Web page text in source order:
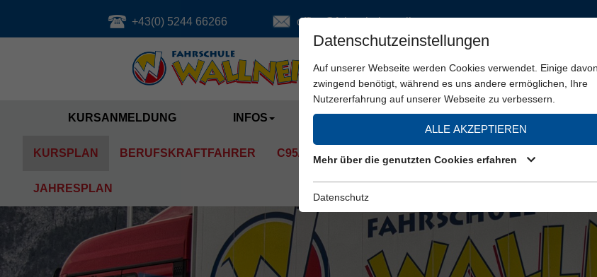
+43(0) 5244 66266 office@fahrschule-wallner.at
KURSANMELDUNG INFOS KONTAKT ANFAHRT JOBS
KURSPLAN BERUFSKRAFTFAHRER C95/D95 PRÜFUNG
JAHRESPLAN
Datenschutzeinstellungen
Auf unserer Webseite werden Cookies verwendet. Einige
zwingend benötigt, während es uns andere ermöglichen, Ihre
Nutzererfahrung auf unserer Webseite zu verbessern.
ALLE AKZEPTIEREN
Mehr über die genutzten Cookies erfahren
Datenschutz